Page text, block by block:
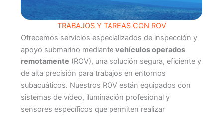
TRABAJOS Y TAREAS CON ROV
Ofrecemos servicios especializados de inspección y
apoyo submarino mediante vehículos operados
remotamente (ROV), una solución segura, eficiente y
de alta precisión para trabajos en entornos
subacuáticos. Nuestros ROV están equipados con
sistemas de vídeo, iluminación profesional y
sensores específicos que permiten realizar